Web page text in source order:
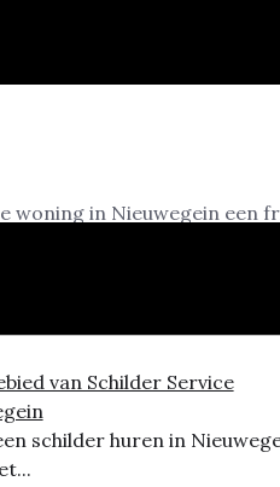
om een strak en
of
in Nieuwegein een
moderne nieuwbouw en
van Schilder Service
schilder huren in